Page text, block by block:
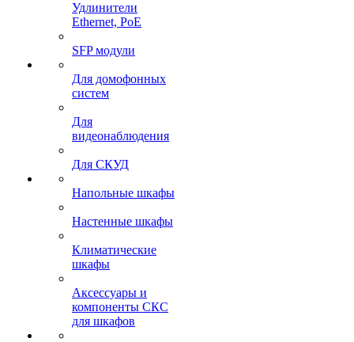
Удлинители
Ethernet, PoE
SFP модули
Для домофонных
систем
Для
видеонаблюдения
Для СКУД
Напольные шкафы
Настенные шкафы
Климатические
шкафы
Аксессуары и
компоненты СКС
для шкафов